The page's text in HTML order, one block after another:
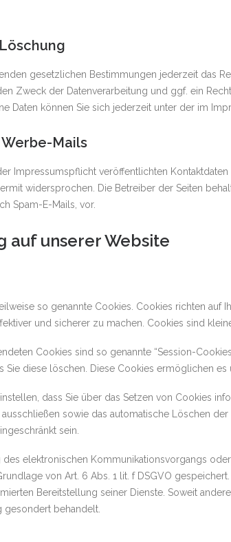
gesetzlichen Bestimmungen jederzeit das
Zweck der Datenverarbeitung und ggf. ein
Daten können Sie sich jederzeit unter der im
Mails
Impressumspflicht veröffentlichten
widersprochen. Die Betreiber der Seiten
Spam-E-Mails, vor.
auf unserer Website
so genannte Cookies. Cookies richten
und sicherer zu machen. Cookies sind
Cookies sind so genannte “Session-
Sie diese löschen. Diese Cookies ermöglichen
dass Sie über das Setzen von Cookies
sowie das automatische Löschen
sein.
elektronischen Kommunikationsvorgangs
von Art. 6 Abs. 1 lit. f DSGVO
Bereitstellung seiner Dienste. Soweit
gesondert behandelt.